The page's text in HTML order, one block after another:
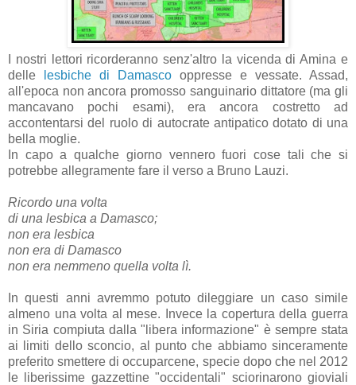
I nostri lettori ricorderanno senz'altro la vicenda di Amina e
delle
lesbiche di Damasco oppresse e vessate. Assad,
all'epoca non ancora promosso sanguinario dittatore (ma gli
mancavano pochi esami), era ancora costretto ad
accontentarsi del ruolo di autocrate antipatico dotato di una
bella moglie.
In capo a qualche giorno vennero fuori cose tali che si
potrebbe allegramente fare il verso a Bruno Lauzi.
Ricordo una volta
di una lesbica a Damasco;
non era lesbica
non era di Damasco
non era nemmeno quella volta lì.
In questi anni avremmo potuto dileggiare un caso simile
almeno una volta al mese. Invece la copertura della guerra
in Siria compiuta dalla "libera informazione" è sempre stata
ai limiti dello sconcio, al punto che abbiamo sinceramente
preferito smettere di occuparcene, specie dopo che nel 2012
le liberissime gazzettine "occidentali" sciorinarono gioviali